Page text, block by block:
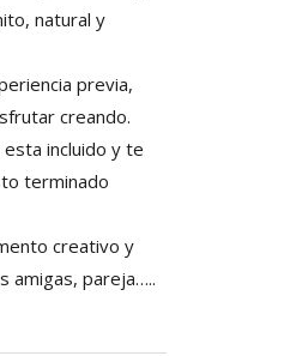
natural y
previa,
creando.
incluido y te
terminado
creativo y
amigas, pareja…..